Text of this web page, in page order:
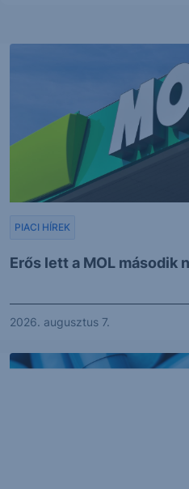
Erős lett a MOL második
PIACI HÍREK
2026. augusztus 7.